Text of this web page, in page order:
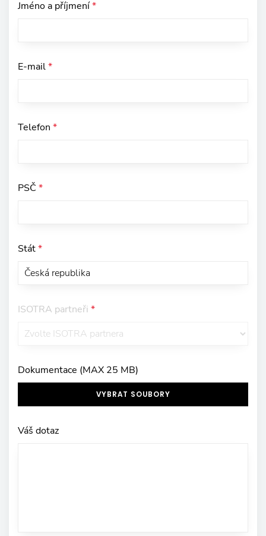
Jméno a příjmení*
E-mail*
Telefon *
PSČ *
Stát*
ISOTRA partneři *
Dokumentace (MAX 25 MB)
VYBRAT SOUBORY
Váš dotaz